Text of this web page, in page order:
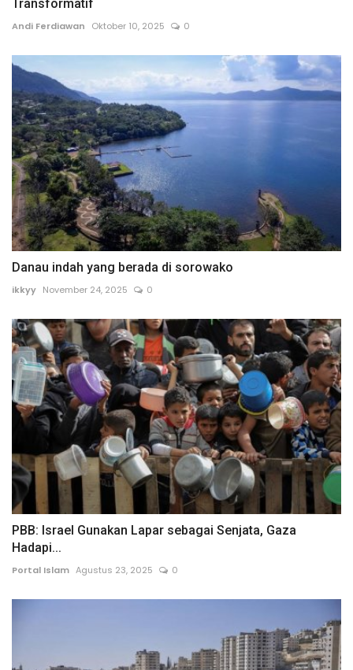
Transformatif
Andi Ferdiawan Oktober 10, 2025 0
Danau indah yang berada di sorowako
ikkyy November 24, 2025 0
PBB: Israel Gunakan Lapar sebagai Senjata, Gaza
Hadapi...
Portal Islam Agustus 23, 2025 0